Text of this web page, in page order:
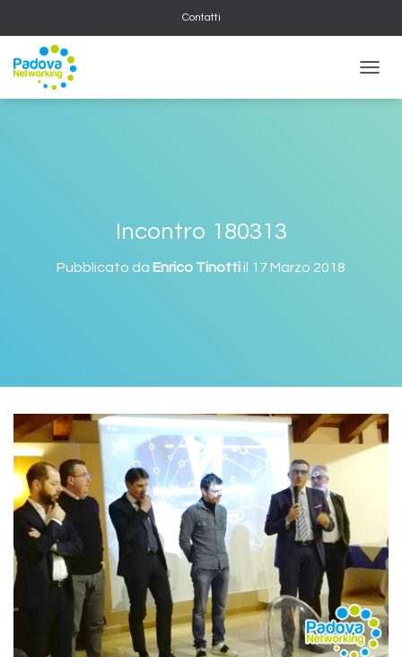
Contatti
Incontro 180313
Pubblicato da Enrico Tinottiil 17 Marzo 2018